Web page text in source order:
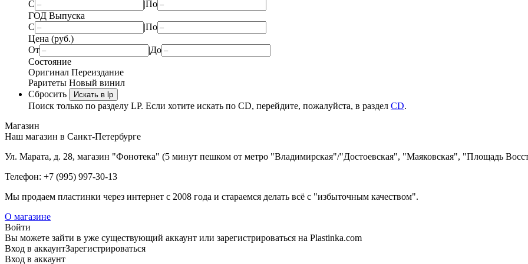
С
|По
ГОД Выпуска
С
|По
Цена (руб.)
От
|До
Состояние
Оригинал Переиздание
Раритеты Новый винил
Сбросить
Искать в lp
Поиск только по разделу LP. Если хотите искать по CD, перейдите, пожалуйста, в раздел CD.
Магазин
Наш магазин в Санкт-Петербурге
Ул. Марата, д. 28, магазин "Фонотека" (5 минут пешком от метро "Владимирская"/"Достоевская", "Маяковская", "Площадь
Телефон: +7 (995) 997-30-13
Мы продаем пластинки через интернет c 2008 года и стараемся делать всё с "избыточным качеством".
О магазине
Войти
Вы можете зайти в уже существующий аккаунт или зарегистрироваться на Plastinka.com
Вход в аккаунтЗарегистрироваться
Вход в аккаунт